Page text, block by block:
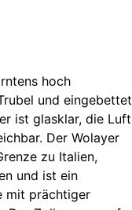
hoch
und eingebettet
ist glasklar, die Luft
Der Wolayer
zu Italien,
und ist ein
mit prächtiger